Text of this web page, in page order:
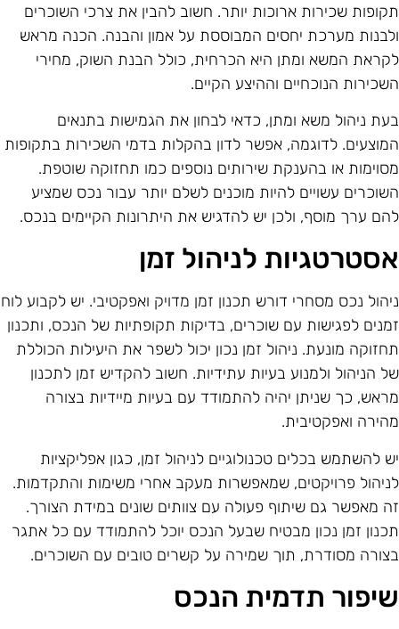
שכירות ארוכות יותר. חשוב להבין את צרכי השוכרים
מערכת יחסים המבוססת על אמון והבנה. הכנה מראש
המשא ומתן היא הכרחית, כולל הבנת השוק, מחירי
הנוכחיים וההיצע הקיים.
ניהול משא ומתן, כדאי לבחון את הגמישות בתנאים
לדוגמה, אפשר לדון בהקלות בדמי השכירות בתקופות
או בהענקת שירותים נוספים כמו תחזוקה שוטפת.
עשויים להיות מוכנים לשלם יותר עבור נכס שמציע
ערך מוסף, ולכן יש להדגיש את היתרונות הקיימים בנכס.
לניהול זמן
נכס מסחרי דורש תכנון זמן מדויק ואפקטיבי. יש לקבוע לוח
לפגישות עם שוכרים, בדיקות תקופתיות של הנכס, ותכנון
מונעת. ניהול זמן נכון יכול לשפר את היעילות הכוללת
הניהול ולמנוע בעיות עתידיות. חשוב להקדיש זמן לתכנון
כך שניתן יהיה להתמודד עם בעיות מיידיות בצורה
ואפקטיבית.
להשתמש בכלים טכנולוגיים לניהול זמן, כגון אפליקציות
פרויקטים, שמאפשרות מעקב אחרי משימות והתקדמות.
מאפשר גם שיתוף פעולה עם צוותים שונים במידת הצורך.
זמן נכון מבטיח שבעל הנכס יוכל להתמודד עם כל אתגר
מסודרת, תוך שמירה על קשרים טובים עם השוכרים.
תדמית הנכס